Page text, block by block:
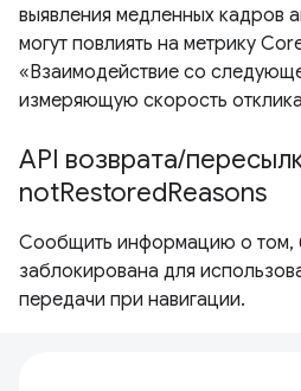
выявления медленных кадров
могут повлиять на метрику
«Взаимодействие со
измеряющую скорость
API возврата/
notRestoredReasons
Сообщить информацию о том,
заблокирована для
передачи при навигации.